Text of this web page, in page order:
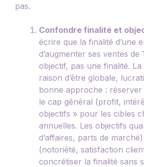
pas.
Confondre finalité et
écrire que la finalité d’une
d’augmenter ses ventes de
objectif, pas une finalité. La
raison d’être globale,
bonne approche :
le cap général (profit,
objectifs » pour les cibles
annuelles. Les objectifs
d’affaires, parts de
(notoriété, satisfaction
concrétiser la finalité sans